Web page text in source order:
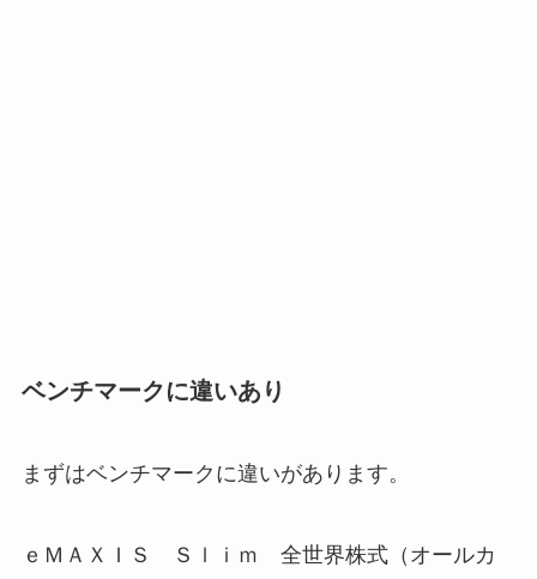
ベンチマークに違いあり
まずはベンチマークに違いがあります。
ｅＭＡＸＩＳ Ｓｌｉｍ 全世界株式（オールカ